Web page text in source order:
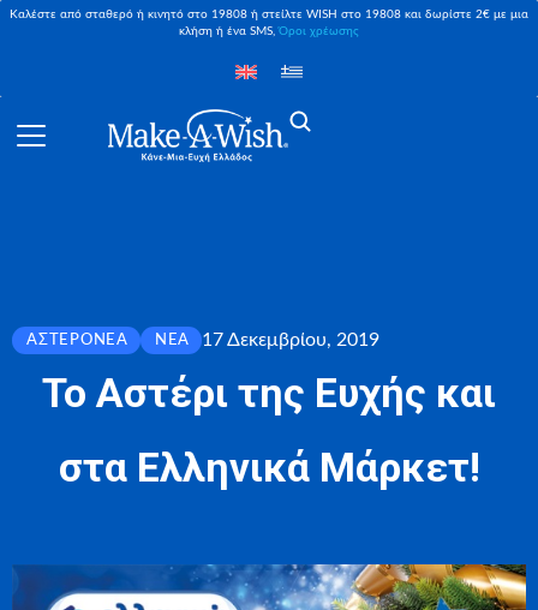
Καλέστε από σταθερό ή κινητό στο 19808 ή στείλτε WISH στο 19808 και δωρίστε 2€ με μια
κλήση ή ένα SMS,Όροι χρέωσης
ΑΣΤΕΡΟΝΈΑ ΝΈΑ 17 Δεκεμβρίου, 2019
Το Αστέρι της Ευχής και
στα Ελληνικά Μάρκετ!